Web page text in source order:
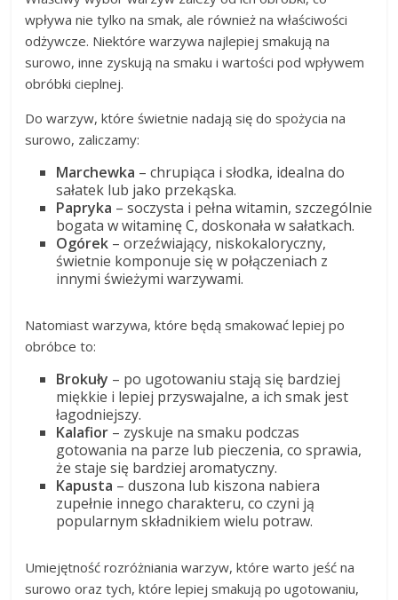
wpływa nie tylko na smak, ale również na właściwości
odżywcze. Niektóre warzywa najlepiej smakują na
surowo, inne zyskują na smaku i wartości pod wpływem
obróbki cieplnej.
Do warzyw, które świetnie nadają się do spożycia na
surowo, zaliczamy:
Marchewka – chrupiąca i słodka, idealna do
sałatek lub jako przekąska.
Papryka – soczysta i pełna witamin, szczególnie
bogata w witaminę C, doskonała w sałatkach.
Ogórek – orzeźwiający, niskokaloryczny,
świetnie komponuje się w połączeniach z
innymi świeżymi warzywami.
Natomiast warzywa, które będą smakować lepiej po
obróbce to:
Brokuły – po ugotowaniu stają się bardziej
miękkie i lepiej przyswajalne, a ich smak jest
łagodniejszy.
Kalafior – zyskuje na smaku podczas
gotowania na parze lub pieczenia, co sprawia,
że staje się bardziej aromatyczny.
Kapusta – duszona lub kiszona nabiera
zupełnie innego charakteru, co czyni ją
popularnym składnikiem wielu potraw.
Umiejętność rozróżniania warzyw, które warto jeść na
surowo oraz tych, które lepiej smakują po ugotowaniu,